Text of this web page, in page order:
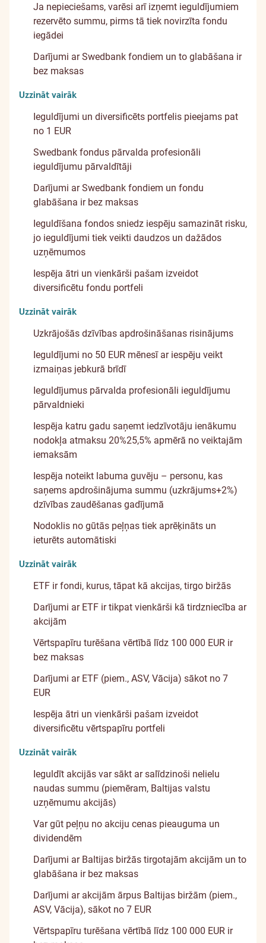
Ja nepieciešams, varēsi arī izņemt ieguldījumiem
rezervēto summu, pirms tā tiek novirzīta fondu
iegādei
Darījumi ar Swedbank fondiem un to glabāšana ir
bez maksas
Uzzināt vairāk
Ieguldījumi un diversificēts portfelis pieejams pat
no 1 EUR
Swedbank fondus pārvalda profesionāli
ieguldījumu pārvaldītāji
Darījumi ar Swedbank fondiem un fondu
glabāšana ir bez maksas
Ieguldīšana fondos sniedz iespēju samazināt risku,
jo ieguldījumi tiek veikti daudzos un dažādos
uzņēmumos
Iespēja ātri un vienkārši pašam izveidot
diversificētu fondu portfeli
Uzzināt vairāk
Uzkrājošās dzīvības apdrošināšanas risinājums
Ieguldījumi no 50 EUR mēnesī ar iespēju veikt
izmaiņas jebkurā brīdī
Ieguldījumus pārvalda profesionāli ieguldījumu
pārvaldnieki
Iespēja katru gadu saņemt iedzīvotāju ienākumu
nodokļa atmaksu 20%25,5% apmērā no veiktajām
iemaksām
Iespēja noteikt labuma guvēju – personu, kas
saņems apdrošinājuma summu (uzkrājums+2%)
dzīvības zaudēšanas gadījumā
Nodoklis no gūtās peļņas tiek aprēķināts un
ieturēts automātiski
Uzzināt vairāk
ETF ir fondi, kurus, tāpat kā akcijas, tirgo biržās
Darījumi ar ETF ir tikpat vienkārši kā tirdzniecība ar
akcijām
Vērtspapīru turēšana vērtībā līdz 100 000 EUR ir
bez maksas
Darījumi ar ETF (piem., ASV, Vācija) sākot no 7
EUR
Iespēja ātri un vienkārši pašam izveidot
diversificētu vērtspapīru portfeli
Uzzināt vairāk
Ieguldīt akcijās var sākt ar salīdzinoši nelielu
naudas summu (piemēram, Baltijas valstu
uzņēmumu akcijās)
Var gūt peļņu no akciju cenas pieauguma un
dividendēm
Darījumi ar Baltijas biržās tirgotajām akcijām un to
glabāšana ir bez maksas
Darījumi ar akcijām ārpus Baltijas biržām (piem.,
ASV, Vācija), sākot no 7 EUR
Vērtspapīru turēšana vērtībā līdz 100 000 EUR ir